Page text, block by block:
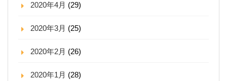
2020年4月 (29)
2020年3月 (25)
2020年2月 (26)
2020年1月 (28)